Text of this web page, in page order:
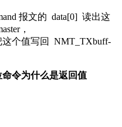
报文的 data[0] 读出这
，
这个值写回 NMT_TXbuff-
命令为什么是返回值